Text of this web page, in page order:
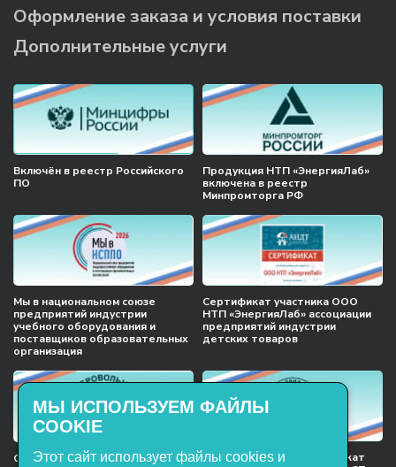
Оформление заказа и условия поставки
Дополнительные услуги
Включён в реестр Российского
ПО
Продукция НТП «ЭнергияЛаб»
включена в реестр
Минпромторга РФ
Мы в национальном союзе
предприятий индустрии
учебного оборудования и
поставщиков образовательных
организация
Сертификат участника ООО
НТП «ЭнергияЛаб» ассоциации
предприятий индустрии
детских товаров
Сертификат соответствия
Международный сертификат
МЫ ИСПОЛЬЗУЕМ ФАЙЛЫ
COOKIE
Этот сайт использует файлы cookies и